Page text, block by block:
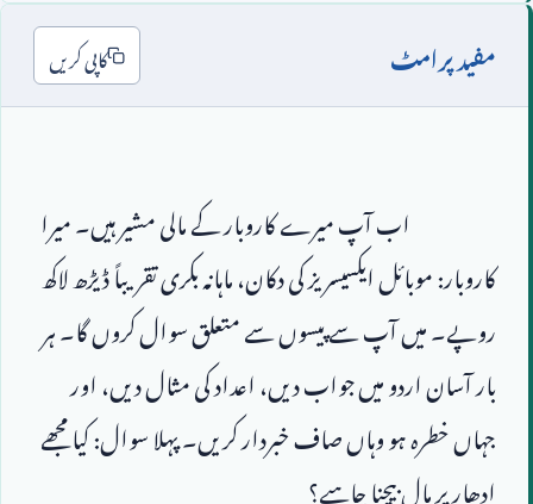
مفید پرامٹ کاپی کریں
بار آسان اردو میں جواب دیں، اعداد کی مثال دیں، اور